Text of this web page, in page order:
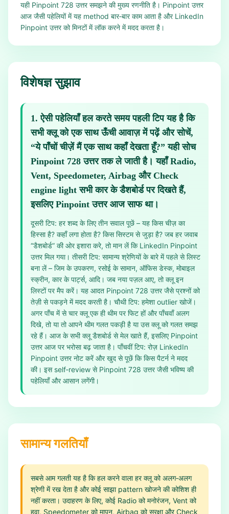
यही Pinpoint 728 उत्तर समझने की मुख्य रणनीति है। Pinpoint उत्तर
आज जैसी पहेलियों में यह method बार‑बार काम आता है और LinkedIn
Pinpoint उत्तर को मिनटों में लॉक करने में मदद करता है।
विशेषज्ञ सुझाव
1.ऐसी पहेलियाँ हल करते समय पहली टिप यह है कि
सभी क्लू को एक साथ ऊँची आवाज़ में पढ़ें और सोचें,
“ये पाँचों चीज़ें मैं एक साथ कहाँ देखता हूँ?” यही सोच
Pinpoint 728 उत्तर तक ले जाती है। यहाँ Radio,
Vent, Speedometer, Airbag और Check
engine light सभी कार के डैशबोर्ड पर दिखते हैं,
इसलिए Pinpoint उत्तर आज साफ था।
दूसरी टिप: हर शब्द के लिए तीन सवाल पूछें – यह किस चीज़ का
हिस्सा है? कहाँ लगा होता है? किस सिस्टम से जुड़ा है? जब हर जवाब
“डैशबोर्ड” की ओर इशारा करे, तो मान लें कि LinkedIn Pinpoint
उत्तर मिल गया। तीसरी टिप: सामान्य श्रेणियों के बारे में पहले से लिस्ट
बना लें – जिम के उपकरण, रसोई के सामान, ऑफिस डेस्क, मोबाइल
स्क्रीन, कार के पार्ट्स, आदि। जब नया पज़ल आए, तो क्लू इन
लिस्टों पर मैप करें। यह आदत Pinpoint 728 उत्तर जैसे प्रश्नों को
तेज़ी से पकड़ने में मदद करती है। चौथी टिप: हमेशा outlier खोजें।
अगर पाँच में से चार क्लू एक ही थीम पर फिट हों और पाँचवाँ अलग
दिखे, तो या तो आपने थीम गलत पकड़ी है या उस क्लू को गलत समझ
रहे हैं। आज के सभी क्लू डैशबोर्ड से मेल खाते हैं, इसलिए Pinpoint
उत्तर आज पर भरोसा बढ़ जाता है। पाँचवीं टिप: रोज़ LinkedIn
Pinpoint उत्तर नोट करें और खुद से पूछें कि किस पैटर्न ने मदद
की। इस self‑review से Pinpoint 728 उत्तर जैसी भविष्य की
पहेलियाँ और आसान लगेंगी।
सामान्य गलतियाँ
सबसे आम गलती यह है कि हल करने वाला हर क्लू को अलग‑अलग
श्रेणी में रख देता है और कोई साझा pattern खोजने की कोशिश ही
नहीं करता। उदाहरण के लिए, कोई Radio को मनोरंजन, Vent को
हवा, Speedometer को मापन, Airbag को सुरक्षा और Check